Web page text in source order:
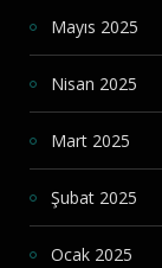
Mayıs 2025
Nisan 2025
Mart 2025
Şubat 2025
Ocak 2025